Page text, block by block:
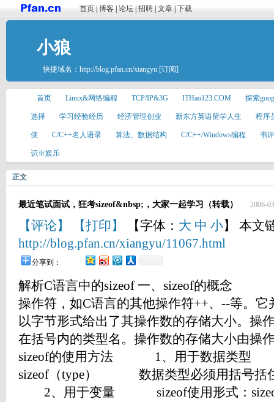
首页 博客 论坛 招聘 文章 下载
小狼
快捷域名： http://blog.pfan.cn/xiangyu [订阅]
首页 Linux&网络编程 TCP/IP&3G ITHao123.COM 探索
选择 学习经验经历 经济管理创业 新东方英语留学人生 程序
侠 C/C++名人语录 算法、数据结构 C/C++/Windows编程 书
识※娱乐
正文
最近笔试面试，狂考sizeof&nbsp;，大家一起学习（转载） 2006-
【评论】 【打印】 【字体： 大 中 小】 本文
http://blog.pfan.cn/xiangyu/11067.html
分享到：
解析C语言中的sizeof 一、sizeof的概念
操作符，如C语言的其他操作符++、--等。它
以字节形式给出了其操作数的存储大小。操
在括号内的类型名。操作数的存储大小由
sizeof的使用方法 1、用于数据类型
sizeof（type） 数据类型必须用括号括
2、用于变量 sizeof使用形式：sizeof